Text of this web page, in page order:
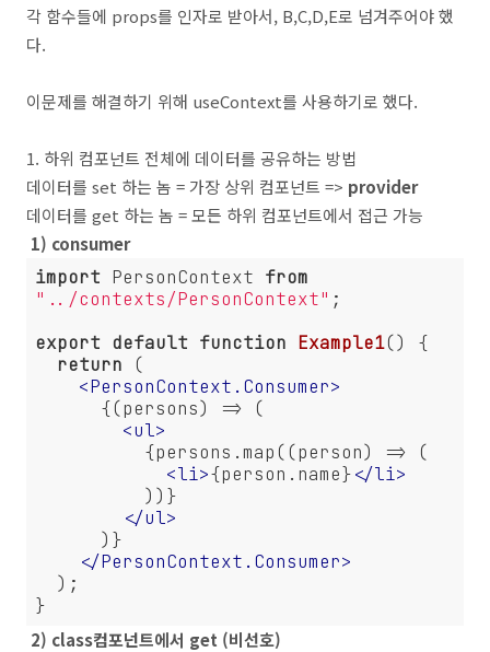
각 함수들에 props를 인자로 받아서, B,C,D,E로 넘겨주어야 했
다.
이문제를 해결하기 위해 useContext를 사용하기로 했다.
1. 하위 컴포넌트 전체에 데이터를 공유하는 방법
데이터를 set 하는 놈 = 가장 상위 컴포넌트 => provider
데이터를 get 하는 놈 = 모든 하위 컴포넌트에서 접근 가능
1) consumer
import PersonContext from
"../contexts/PersonContext" ;
export default function Example1() {
return (
<PersonContext.Consumer>
<ul>
<li>{person.name}</li>
</ul>
</PersonContext.Consumer>
}
2) class컴포넌트에서 get (비선호)